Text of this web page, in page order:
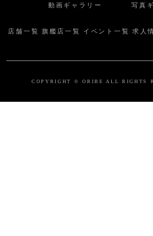
動画ギャラリー 写真
店舗一覧 旗艦店一覧 イベント一覧 求人
COPYRIGHT © ORIBE ALL RIGHTS